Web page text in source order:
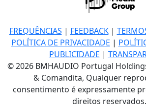
FREQUÊNCIAS | FEEDBACK|
POLÍTICA DE PRIVACIDADE |
PUBLICIDADE |
© 2026 BMHAUDIO Portugal
& Comandita, Qualquer
consentimento é expressamente
direitos reservados.